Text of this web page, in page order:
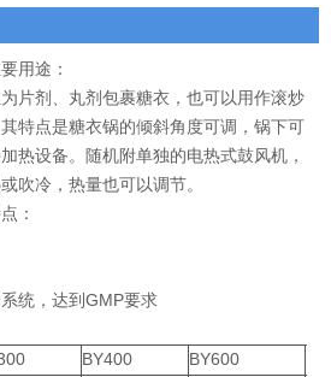
用途：
片剂、丸剂包裹糖衣，也可以用作滚炒
特点是糖衣锅的倾斜角度可调，锅下可
热设备。随机附单独的电热式鼓风机，
吹冷，热量也可以调节。
：
统，达到GMP要求
BY400 BY600